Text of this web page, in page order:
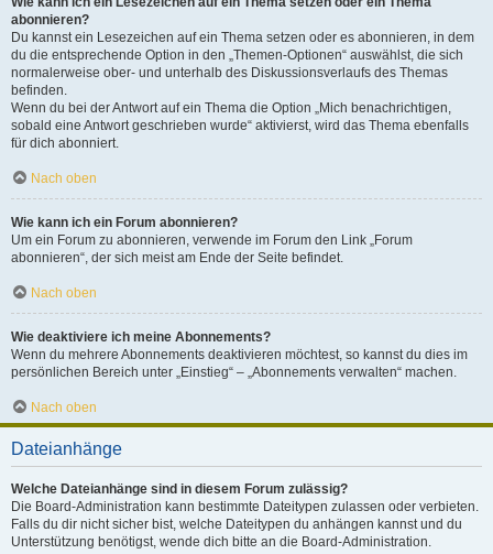
abonnieren?
Du kannst ein Lesezeichen auf ein Thema setzen oder es abonnieren, in dem
du die entsprechende Option in den „Themen-Optionen“ auswählst, die sich
normalerweise ober- und unterhalb des Diskussionsverlaufs des Themas
befinden.
Wenn du bei der Antwort auf ein Thema die Option „Mich benachrichtigen,
sobald eine Antwort geschrieben wurde“ aktivierst, wird das Thema ebenfalls
für dich abonniert.
Nach oben
Wie kann ich ein Forum abonnieren?
Um ein Forum zu abonnieren, verwende im Forum den Link „Forum
abonnieren“, der sich meist am Ende der Seite befindet.
Nach oben
Wie deaktiviere ich meine Abonnements?
Wenn du mehrere Abonnements deaktivieren möchtest, so kannst du dies im
persönlichen Bereich unter „Einstieg“ – „Abonnements verwalten“ machen.
Nach oben
Dateianhänge
Welche Dateianhänge sind in diesem Forum zulässig?
Die Board-Administration kann bestimmte Dateitypen zulassen oder verbieten.
Falls du dir nicht sicher bist, welche Dateitypen du anhängen kannst und du
Unterstützung benötigst, wende dich bitte an die Board-Administration.